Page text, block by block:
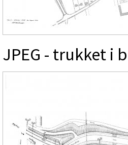
JPEG - trukket i